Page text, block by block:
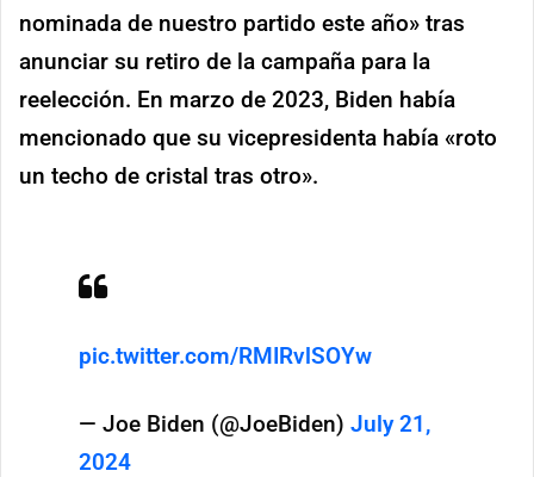
nominada de nuestro partido este año» tras
anunciar su retiro de la campaña para la
reelección. En marzo de 2023, Biden había
mencionado que su vicepresidenta había «roto
un techo de cristal tras otro».
pic.twitter.com/RMIRvlSOYw
— Joe Biden (@JoeBiden) July 21,
2024